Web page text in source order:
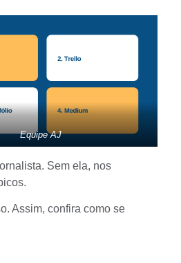
Equipe AJ
Sem ela, nos
Assim, confira como se